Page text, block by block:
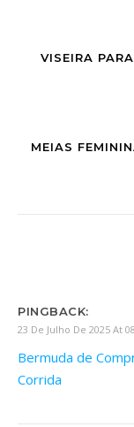
VISEIRA
MEIAS
PINGBACK:
23 De Julho De 2025 At
Bermuda de
Corrida